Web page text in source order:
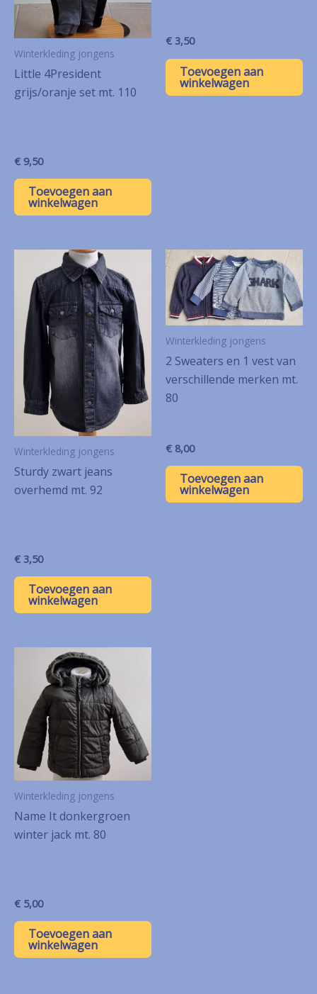
Winterkleding jongens
Little 4President
grijs/oranje set mt. 110
€ 9,50
Toevoegen aan
winkelwagen
€ 3,50
Toevoegen aan
winkelwagen
Winterkleding jongens
Sturdy zwart jeans
overhemd mt. 92
€ 3,50
Toevoegen aan
winkelwagen
Winterkleding jongens
2 Sweaters en 1 vest van
verschillende merken mt.
80
€ 8,00
Toevoegen aan
winkelwagen
Winterkleding jongens
Name It donkergroen
winter jack mt. 80
€ 5,00
Toevoegen aan
winkelwagen